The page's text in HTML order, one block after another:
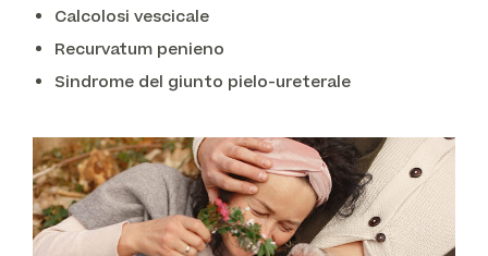
Calcolosi vescicale
Recurvatum penieno
Sindrome del giunto pielo-ureterale